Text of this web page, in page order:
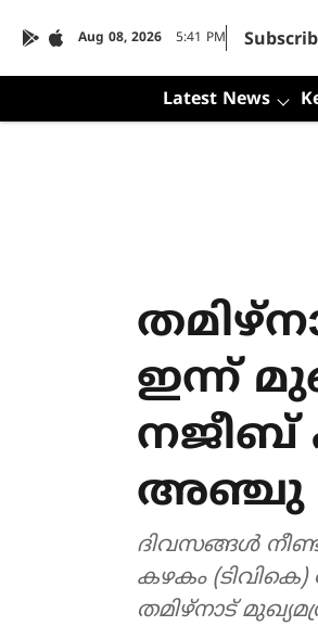
Aug 08, 2026 5:41 PM
Latest News
ഇന്ന്
നജീബ്
അഞ്ചു
ദിവസങ്ങൾ
കഴകം
തമിഴ്നാട്